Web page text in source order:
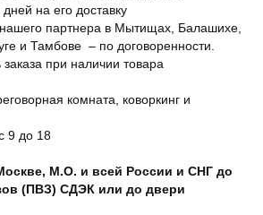
на его доставку
партнера в Мытищах, Балашихе,
и Тамбове – по договоренности.
заказа при наличии товара
комната, коворкинг и
9 до 18
М.О. и всей России и СНГ до
(ПВЗ) СДЭК или до двери